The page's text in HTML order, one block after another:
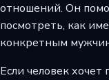
отношений. Он
посмотреть, как
конкретным
Если человек хочет